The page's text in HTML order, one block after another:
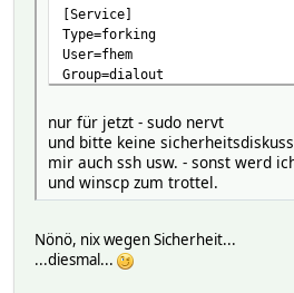
[Service]
Type=forking
User=fhem
Group=dialout
ExecStart=/usr/bin/perl
#ExecStart=/usr/bin/perl
Restart=always
[Install]
nur für jetzt - sudo nervt
und bitte keine
mir auch ssh usw. - sonst werd
und winscp zum trottel.
Nönö, nix wegen Sicherheit...
...diesmal...